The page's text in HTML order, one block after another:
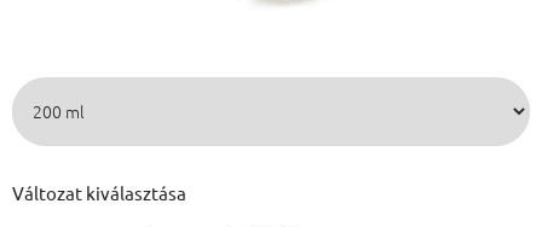
Változat kiválasztása